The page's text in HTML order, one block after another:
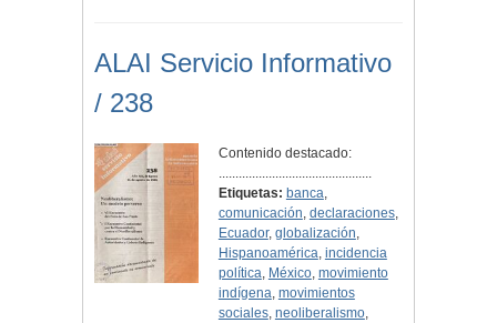
ALAI Servicio Informativo
/ 238
Contenido destacado:
..............................................
Etiquetas: banca,
comunicación, declaraciones,
Ecuador, globalización,
Hispanoamérica, incidencia
política, México, movimiento
indígena, movimientos
sociales, neoliberalismo,